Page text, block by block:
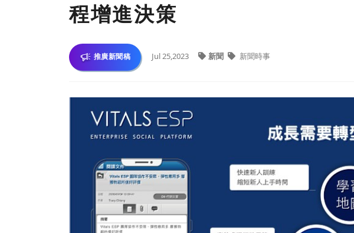
程增進決策
推廣新聞稿 Jul 25,2023 新聞 新聞時事